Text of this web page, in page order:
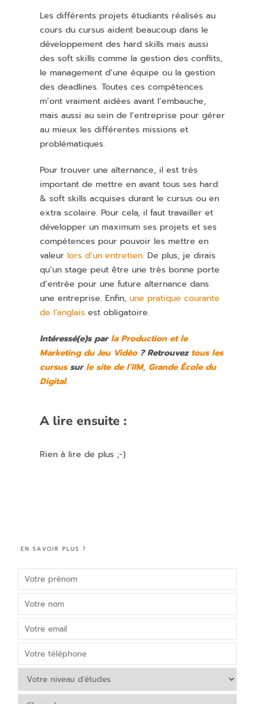
Les différents projets étudiants réalisés au
cours du cursus aident beaucoup dans le
développement des hard skills mais aussi
des soft skills comme la gestion des conflits,
le management d’une équipe ou la gestion
des deadlines. Toutes ces compétences
m’ont vraiment aidées avant l’embauche,
mais aussi au sein de l’entreprise pour gérer
au mieux les différentes missions et
problématiques.
Pour trouver une alternance, il est très
important de mettre en avant tous ses hard
& soft skills acquises durant le cursus ou en
extra scolaire. Pour cela, il faut travailler et
développer un maximum ses projets et ses
compétences pour pouvoir les mettre en
valeur lors d’un entretien. De plus, je dirais
qu’un stage peut être une très bonne porte
d’entrée pour une future alternance dans
une entreprise. Enfin,une pratique courante
de l’anglais est obligatoire.
Intéressé(e)s parla Production et le
Marketing du Jeu Vidéo? Retrouveztous les
cursussurle site de l’IIM, Grande École du
Digital.
A lire ensuite :
Rien à lire de plus ;-)
EN SAVOIR PLUS ?